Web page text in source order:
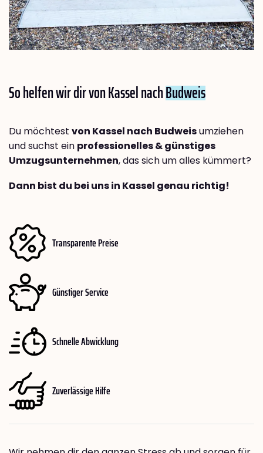
So helfen wir dir von Kassel nachBudweis
Du möchtest von Kassel nach Budweisumziehen
und suchst ein professionelles & günstiges
Umzugsunternehmen, das sich um alles kümmert?
Dann bist du bei uns in Kassel genau richtig!
Transparente Preise
Günstiger Service
Schnelle Abwicklung
Zuverlässige Hilfe